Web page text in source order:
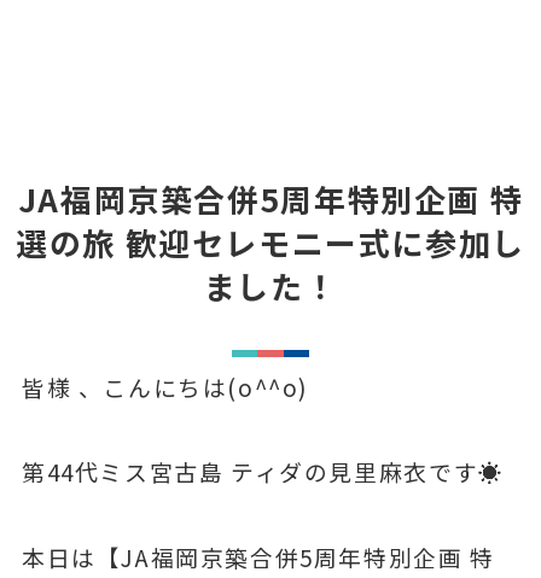
JA福岡京築合併5周年特別企画 特
選の旅 歓迎セレモニー式に参加し
ました！
皆様 、こんにちは(o^^o)
第44代ミス宮古島 ティダの見里麻衣です☀️
本日は【JA福岡京築合併5周年特別企画 特